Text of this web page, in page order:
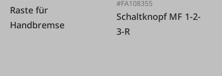
Raste für
Handbremse
#FA108355
Schaltknopf MF 1-2-
3-R